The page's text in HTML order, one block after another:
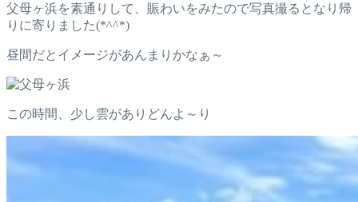
父母ヶ浜を素通りして、賑わいをみたので写真撮るとなり帰
りに寄りました(*^^*)
昼間だとイメージがあんまりかなぁ～
この時間、少し雲がありどんよ～り